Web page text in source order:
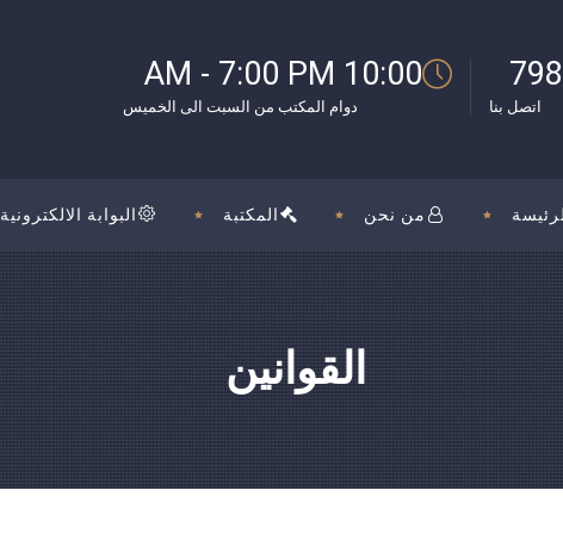
10:00 AM - 7:00 PM
دوام المكتب من السبت الى الخميس اتصل بنا
البوابة الالكترونية المكتبة من نحن
القوانين